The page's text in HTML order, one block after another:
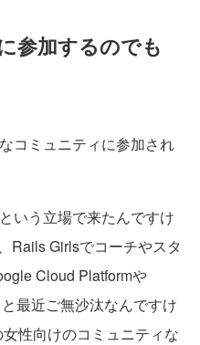
参加するのでも
コミュニティに参加され
いう立場で来たんですけ
Rails Girlsでコーチやスタ
Cloud Platformや
最近ご無沙汰なんですけ
性向けのコミュニティな